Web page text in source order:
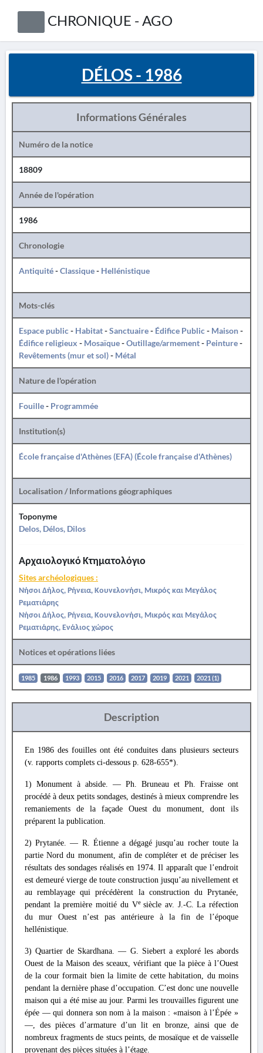
CHRONIQUE - AGO
DÉLOS - 1986
Informations Générales
Numéro de la notice
18809
Année de l'opération
1986
Chronologie
Antiquité-Classique- Hellénistique
Mots-clés
Espace public- Habitat-Sanctuaire- Édifice Public- Maison-
Édifice religieux - Mosaïque-Outillage/armement- Peinture-
Revêtements (mur et sol)- Métal
Nature de l'opération
Fouille- Programmée
Institution(s)
École française d'Athènes (EFA) (École française d'Athènes)
Localisation / Informations géographiques
Toponyme
Delos, Délos, Dilos
Αρχαιολογικό Κτηματολόγιο
Sites archéologiques :
Νήσοι Δήλος, Ρήνεια, Κουνελονήσι, Μικρός και Μεγάλος
Ρεματιάρης
Νήσοι Δήλος, Ρήνεια, Κουνελονήσι, Μικρός και Μεγάλος
Ρεματιάρης, Ενάλιος χώρος
Notices et opérations liées
1985 1986 1993 2015 2016 2017 2019 2021 2021 (1)
Description
En 1986 des fouilles ont été conduites dans plusieurs secteurs
(v. rapports complets ci-dessous p. 628-655*).
1) Monument à abside. — Ph. Bruneau et Ph. Fraisse ont
procédé à deux petits sondages, destinés à mieux comprendre les
remaniements de la façade Ouest du monument, dont ils
préparent la publication.
2) Prytanée. — R. Étienne a dégagé jusqu’au rocher toute la
partie Nord du monument, afin de compléter et de préciser les
résultats des sondages réalisés en 1974. Il apparaît que l’endroit
est demeuré vierge de toute construction jusqu’au nivellement et
au remblayage qui précédèrent la construction du Prytanée,
pendant la première moitié du Ve siècle av. J.-C. La réfection
du mur Ouest n’est pas antérieure à la fin de l’époque
hellénistique.
3) Quartier de Skardhana. — G. Siebert a exploré les abords
Ouest de la Maison des sceaux, vérifiant que la pièce à l’Ouest
de la cour formait bien la limite de cette habitation, du moins
pendant la dernière phase d’occupation. C’est donc une nouvelle
maison qui a été mise au jour. Parmi les trouvailles figurent une
épée — qui donnera son nom à la maison : «maison à l’Épée »
—, des pièces d’armature d’un lit en bronze, ainsi que de
nombreux fragments de stucs peints, de mosaïque et de vaisselle
provenant des pièces situées à l’étage.